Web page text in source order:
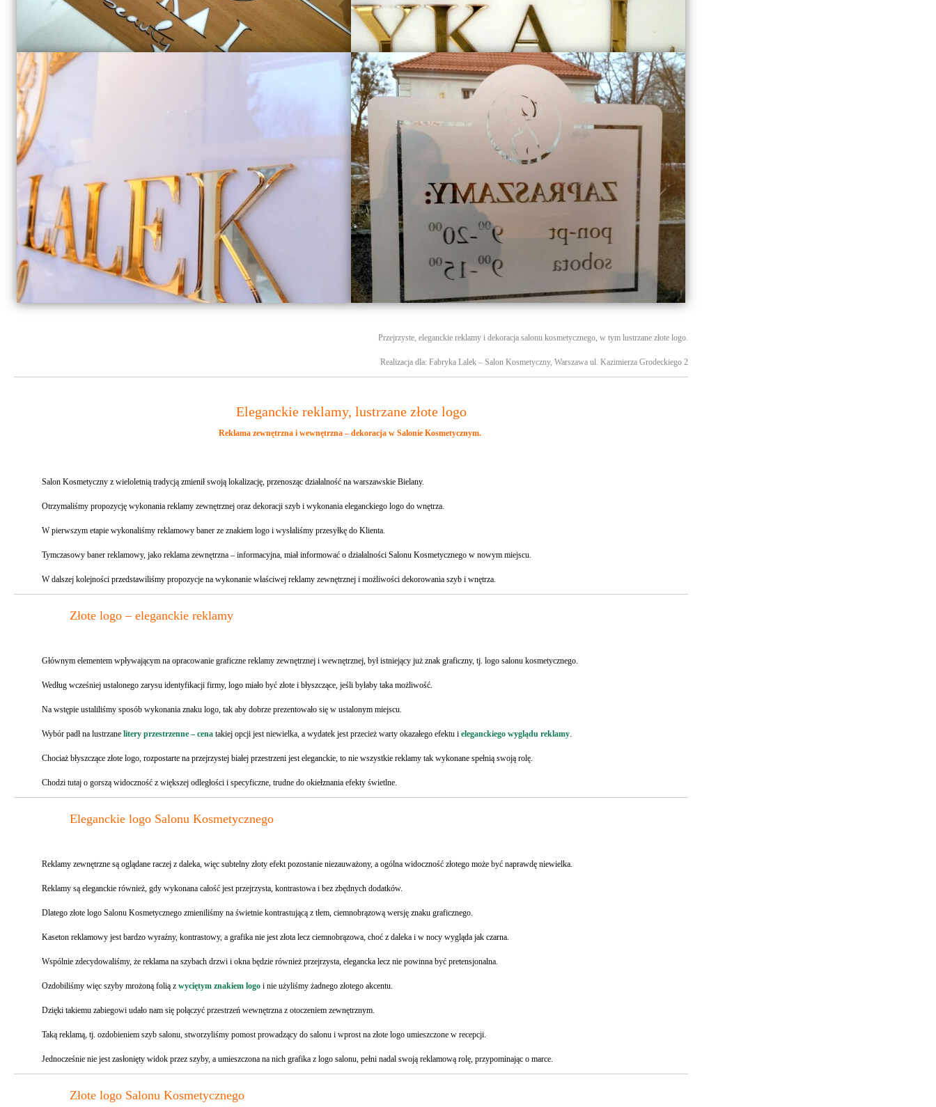
Przejrzyste, eleganckie reklamy i dekoracja salonu kosmetycznego, w tym lustrzane złote logo.
Realizacja dla: Fabryka Lalek – Salon Kosmetyczny, Warszawa ul. Kazimierza Grodeckiego 2
Eleganckie reklamy, lustrzane złote logo
Reklama zewnętrzna i wewnętrzna – dekoracja w Salonie Kosmetycznym.
Salon Kosmetyczny z wieloletnią tradycją zmienił swoją lokalizację, przenosząc działalność na warszawskie Bielany.
Otrzymaliśmy propozycję wykonania reklamy zewnętrznej oraz dekoracji szyb i wykonania eleganckiego logo do wnętrza.
W pierwszym etapie wykonaliśmy reklamowy baner ze znakiem logo i wysłaliśmy przesyłkę do Klienta.
Tymczasowy baner reklamowy, jako reklama zewnętrzna – informacyjna, miał informować o działalności Salonu Kosmetycznego w nowym miejscu.
W dalszej kolejności przedstawiliśmy propozycje na wykonanie właściwej reklamy zewnętrznej i możliwości dekorowania szyb i wnętrza.
Złote logo – eleganckie reklamy
Głównym elementem wpływającym na opracowanie graficzne reklamy zewnętrznej i wewnętrznej, był istniejący już znak graficzny, tj. logo salonu kosmetycznego.
Według wcześniej ustalonego zarysu identyfikacji firmy, logo miało być złote i błyszczące, jeśli byłaby taka możliwość.
Na wstępie ustaliliśmy sposób wykonania znaku logo, tak aby dobrze prezentowało się w ustalonym miejscu.
Wybór padł na lustrzane litery przestrzenne – cena takiej opcji jest niewielka, a wydatek jest przecież warty okazałego efektu i eleganckiego wyglądu reklamy.
Chociaż błyszczące złote logo, rozpostarte na przejrzystej białej przestrzeni jest eleganckie, to nie wszystkie reklamy tak wykonane spełnią swoją rolę.
Chodzi tutaj o gorszą widoczność z większej odległości i specyficzne, trudne do okiełznania efekty świetlne.
Eleganckie logo Salonu Kosmetycznego
Reklamy zewnętrzne są oglądane raczej z daleka, więc subtelny złoty efekt pozostanie niezauważony, a ogólna widoczność złotego może być naprawdę niewielka.
Reklamy są eleganckie również, gdy wykonana całość jest przejrzysta, kontrastowa i bez zbędnych dodatków.
Dlatego złote logo Salonu Kosmetycznego zmieniliśmy na świetnie kontrastującą z tłem, ciemnobrązową wersję znaku graficznego.
Kaseton reklamowy jest bardzo wyraźny, kontrastowy, a grafika nie jest złota lecz ciemnobrązowa, choć z daleka i w nocy wygląda jak czarna.
Wspólnie zdecydowaliśmy, że reklama na szybach drzwi i okna będzie również przejrzysta, elegancka lecz nie powinna być pretensjonalna.
Ozdobiliśmy więc szyby mrożoną folią z wyciętym znakiem logo i nie użyliśmy żadnego złotego akcentu.
Dzięki takiemu zabiegowi udało nam się połączyć przestrzeń wewnętrzna z otoczeniem zewnętrznym.
Taką reklamą, tj. ozdobieniem szyb salonu, stworzyliśmy pomost prowadzący do salonu i wprost na złote logo umieszczone w recepcji.
Jednocześnie nie jest zasłonięty widok przez szyby, a umieszczona na nich grafika z logo salonu, pełni nadal swoją reklamową rolę, przypominając o marce.
Złote logo Salonu Kosmetycznego